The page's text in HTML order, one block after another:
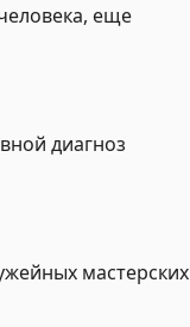
еще
диагноз
мастерских